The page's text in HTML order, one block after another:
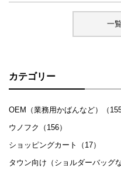
一
カテゴリー
OEM（業務用かばんなど）（155
ウノフク（156）
ショッピングカート（17）
タウン向け（ショルダーバッグ